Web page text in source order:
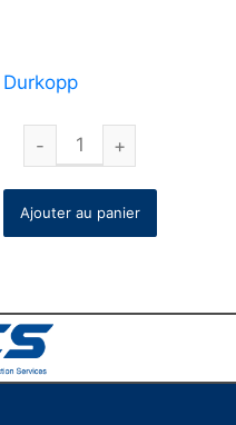
Durkopp
Ajouter au panier